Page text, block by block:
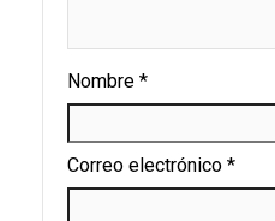
Nombre *
Correo electrónico *